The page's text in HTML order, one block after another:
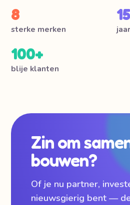
8
sterke merken
100+
blije klanten
Zin om
bouwen?
Of je nu partner,
nieuwsgierig bent —